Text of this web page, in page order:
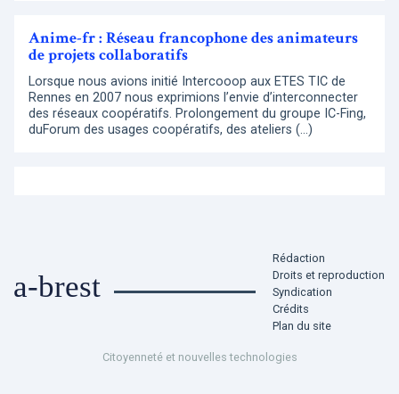
Anime-fr : Réseau francophone des animateurs
de projets collaboratifs
Lorsque nous avions initié Intercooop aux ETES TIC de
Rennes en 2007 nous exprimions l’envie d’interconnecter
des réseaux coopératifs. Prolongement du groupe IC-Fing,
duForum des usages coopératifs, des ateliers (…)
a-brest
Rédaction
Droits et reproduction
Syndication
Crédits
Plan du site
Citoyenneté et nouvelles technologies